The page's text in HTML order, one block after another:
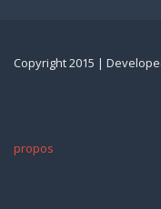
Copyright 2015 |
propos